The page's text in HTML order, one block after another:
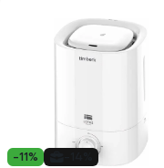
-11%